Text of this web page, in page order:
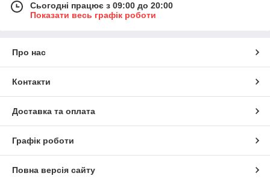
Сьогодні працює з 09:00 до 20:00
Показати весь графік роботи
Про нас
Контакти
Доставка та оплата
Графік роботи
Повна версія сайту